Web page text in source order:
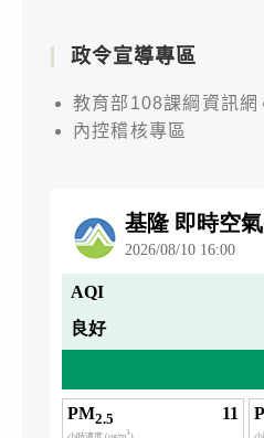
政令宣導專區
教育部108課綱資訊網
內控稽核專區